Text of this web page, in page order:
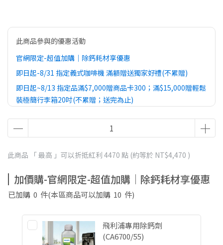
此商品參與的優惠活動
官網限定-超值加購｜除鈣耗材享優惠
即日起-8/31 指定義式咖啡機 滿額贈送獨家好禮(不累贈)
即日起~8/13 指定品滿$7,000贈商品卡300；滿$15,000贈輕鬆
裝極簡行李箱20吋(不累贈；送完為止)
此商品 「 最高 」可以折抵紅利 4470 點 (約等於 NT$4,470 )
加價購-官網限定-超值加購｜除鈣耗材享優惠
已加購 0 件(本區商品可以加購 10 件)
飛利浦專用除鈣劑
(CA6700/55)